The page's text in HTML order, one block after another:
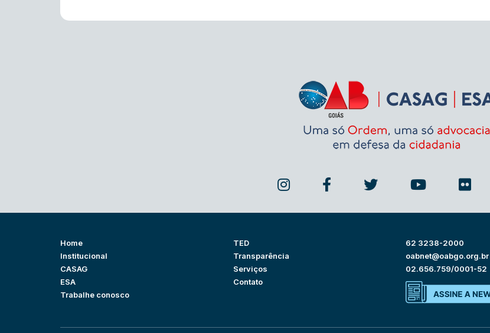
Home
Institucional
CASAG
ESA
Trabalhe conosco
TED
Transparência
Serviços
Contato
62 3238-2000
oabnet@oabgo.org.br
02.656.759/0001-52